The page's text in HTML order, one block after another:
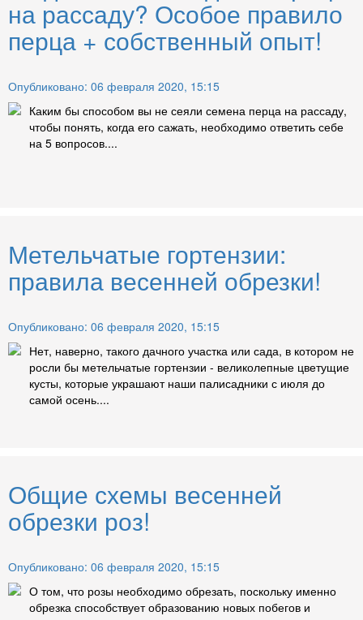
на рассаду? Особое правило
перца + собственный опыт!
Опубликовано: 06 февраля 2020, 15:15
Каким бы способом вы не сеяли семена перца на рассаду,
чтобы понять, когда его сажать, необходимо ответить себе
на 5 вопросов....
Метельчатые гортензии:
правила весенней обрезки!
Опубликовано: 06 февраля 2020, 15:15
Нет, наверно, такого дачного участка или сада, в котором не
росли бы метельчатые гортензии - великолепные цветущие
кусты, которые украшают наши палисадники с июля до
самой осень....
Общие схемы весенней
обрезки роз!
Опубликовано: 06 февраля 2020, 15:15
О том, что розы необходимо обрезать, поскольку именно
обрезка способствует образованию новых побегов и